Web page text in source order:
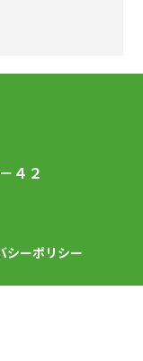
４２
シーポリシー